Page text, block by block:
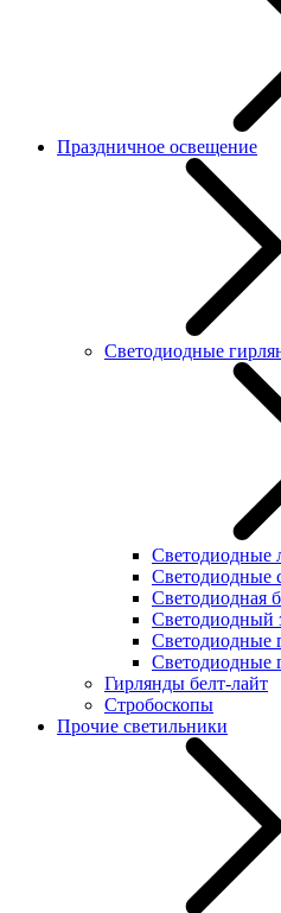
Праздничное освещение
Светодиодные
Светодиодные
Светодиодные
Светодиодная
Светодиодный
Светодиодные
Светодиодные
Гирлянды белт-лайт
Стробоскопы
Прочие светильники